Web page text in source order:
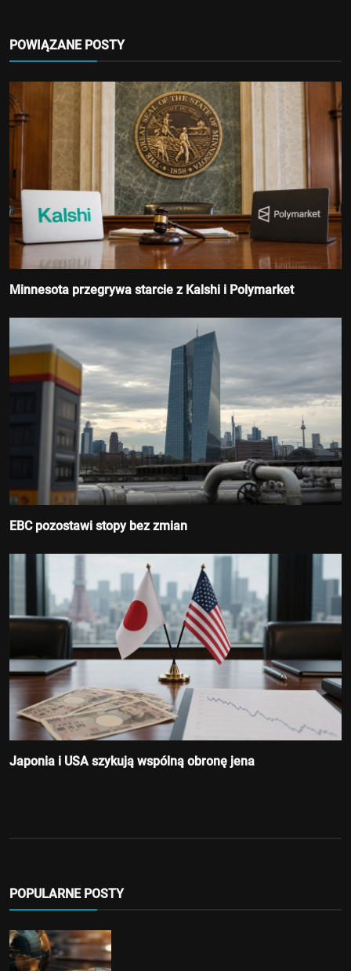
POWIĄZANE POSTY
Minnesota przegrywa starcie z Kalshi i Polymarket
EBC pozostawi stopy bez zmian
Japonia i USA szykują wspólną obronę jena
POPULARNE POSTY